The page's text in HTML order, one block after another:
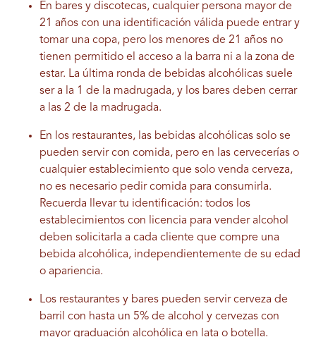
En bares y discotecas, cualquier persona mayor de
21 años con una identificación válida puede entrar y
tomar una copa, pero los menores de 21 años no
tienen permitido el acceso a la barra ni a la zona de
estar. La última ronda de bebidas alcohólicas suele
ser a la 1 de la madrugada, y los bares deben cerrar
a las 2 de la madrugada.
En los restaurantes, las bebidas alcohólicas solo se
pueden servir con comida, pero en las cervecerías o
cualquier establecimiento que solo venda cerveza,
no es necesario pedir comida para consumirla.
Recuerda llevar tu identificación: todos los
establecimientos con licencia para vender alcohol
deben solicitarla a cada cliente que compre una
bebida alcohólica, independientemente de su edad
o apariencia.
Los restaurantes y bares pueden servir cerveza de
barril con hasta un 5% de alcohol y cervezas con
mayor graduación alcohólica en lata o botella.